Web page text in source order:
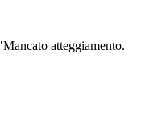
atteggiamento.